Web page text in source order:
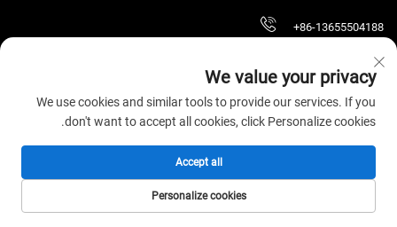
+86-13655504188
المحدودة. جميع الحقوق محفوظة.
We value your privacy
We use cookies and similar tools to provide our services. If you
don't want to accept all cookies, click Personalize cookies.
Personalize cookies
Accept all